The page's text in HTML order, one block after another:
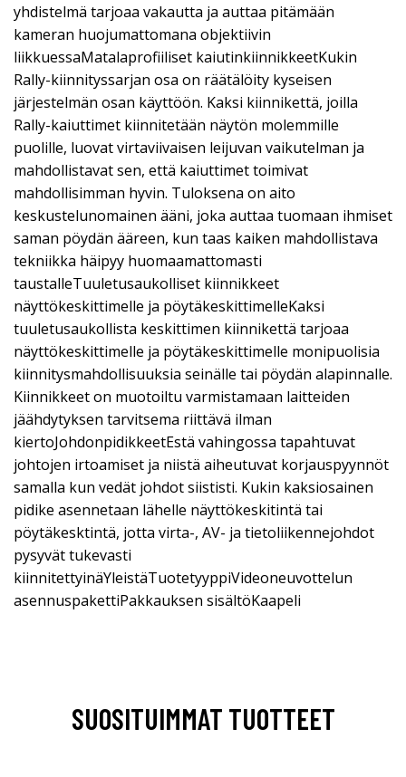
yhdistelmä tarjoaa vakautta ja auttaa pitämään
kameran huojumattomana objektiivin
liikkuessaMatalaprofiiliset kaiutinkiinnikkeetKukin
Rally-kiinnityssarjan osa on räätälöity kyseisen
järjestelmän osan käyttöön. Kaksi kiinnikettä, joilla
Rally-kaiuttimet kiinnitetään näytön molemmille
puolille, luovat virtaviivaisen leijuvan vaikutelman ja
mahdollistavat sen, että kaiuttimet toimivat
mahdollisimman hyvin. Tuloksena on aito
keskustelunomainen ääni, joka auttaa tuomaan ihmiset
saman pöydän ääreen, kun taas kaiken mahdollistava
tekniikka häipyy huomaamattomasti
taustalleTuuletusaukolliset kiinnikkeet
näyttökeskittimelle ja pöytäkeskittimelleKaksi
tuuletusaukollista keskittimen kiinnikettä tarjoaa
näyttökeskittimelle ja pöytäkeskittimelle monipuolisia
kiinnitysmahdollisuuksia seinälle tai pöydän alapinnalle.
Kiinnikkeet on muotoiltu varmistamaan laitteiden
jäähdytyksen tarvitsema riittävä ilman
kiertoJohdonpidikkeetEstä vahingossa tapahtuvat
johtojen irtoamiset ja niistä aiheutuvat korjauspyynnöt
samalla kun vedät johdot siististi. Kukin kaksiosainen
pidike asennetaan lähelle näyttökeskitintä tai
pöytäkesktintä, jotta virta-, AV- ja tietoliikennejohdot
pysyvät tukevasti
kiinnitettyinäYleistäTuotetyyppiVideoneuvottelun
asennuspakettiPakkauksen sisältöKaapeli
SUOSITUIMMAT TUOTTEET